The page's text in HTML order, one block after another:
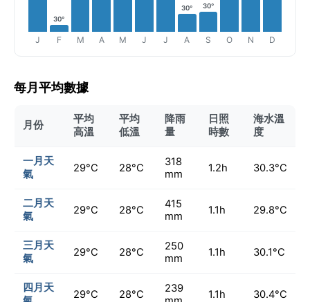
J
30°
F M A M J J
30°
A
30°
S O N D
每月平均數據
月份
平均
高溫
平均
低溫
降雨
量
日照
時數
海水溫
度
一月天
氣
29°C 28°C
318
mm
1.2h 30.3°C
二月天
氣
29°C 28°C
415
mm
1.1h 29.8°C
三月天
氣
29°C 28°C
250
mm
1.1h 30.1°C
四月天
29°C 28°C
239
1.1h 30.4°C